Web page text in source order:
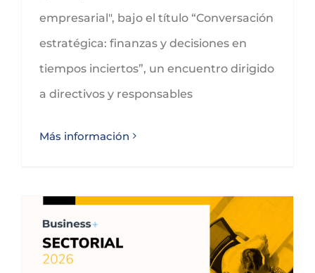
empresarial", bajo el título “Conversación
estratégica: finanzas y decisiones en
tiempos inciertos”, un encuentro dirigido
a directivos y responsables
Más información